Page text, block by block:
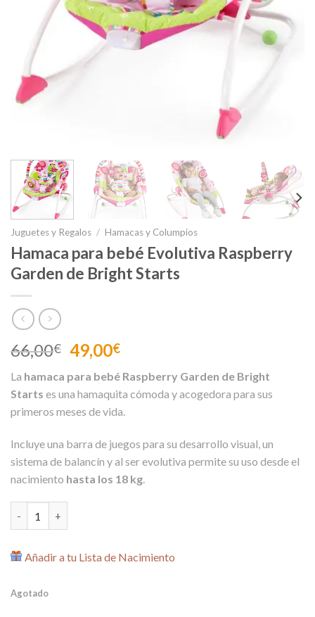
Juguetes y Regalos / Hamacas y Columpios
Hamaca para bebé Evolutiva Raspberry
Garden de Bright Starts
66,00€ El
precio
original
era:
66,00€.
49,00€El
actual
es:
49,00€.
La hamaca para bebé Raspberry Garden de Bright
Starts es una hamaquita cómoda y acogedora para sus
primeros meses de vida.
Incluye una barra de juegos para su desarrollo visual, un
sistema de balancín y al ser evolutiva permite su uso desde el
nacimiento hasta los 18 kg
Añadir a tu Lista de Nacimiento
Agotado